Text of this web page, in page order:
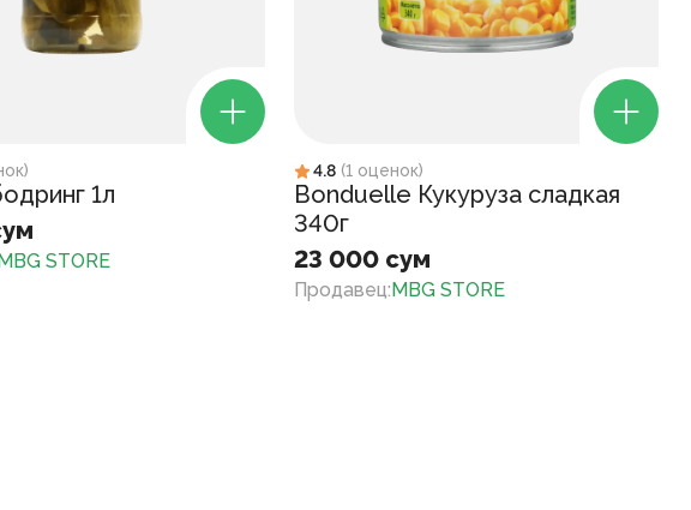
)
1л
STORE
4.8 (1 оценок)
Bonduelle Кукуруза сладкая
340г
23 000 сум
Продавец:MBG STORE